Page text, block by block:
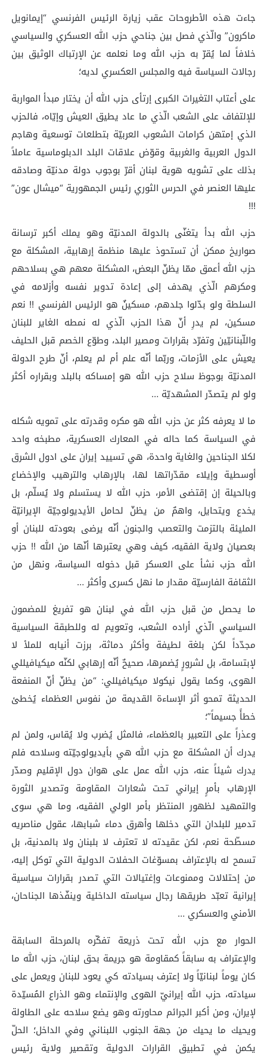
‏جاءت هذه الأطروحات عقب زيارة الرئيس الفرنسي “إيمانويل
ماكرون” والّذي فصل بين جناحي حزب الله العسكري والسياسي
خلافاً لما يُقرّ به حزب الله وما نعلمه عن الإرتباك الوثيق بين
رجالات السياسة فيه والمجلس العكسري لديه؛
‏على أعتاب التغيرات الكبرى إرتأى حزب الله أن يختار مبدأ المواربة
للإلتفاف على الشعب الّذي ما عاد يطيق العيش وإيّاه، فالحزب
الذي إمتهن كرامات الشعوب العربيّة بتطلعات توسعية وهاجم
الدول العربية والغربية وقوّض علاقات البلد الدبلوماسية عاملاً
بذلك على تشويه هوية لبنان أقرّ بوجوب دولة مدنيّة وصادقه
عليها العنصر في الحرس الثوري رئيس الجمهورية “ميشال عون”
!!!
‏حزب الله بدأ يتغنّى بالدولة المدنيّة وهو يملك أكبر ترسانة
صواريخ ممكن أن تستحوذ عليها منظمة إرهابية، المشكلة مع
حزب الله أعمق ممّا يظنّ البعض، المشكلة معهم هي بسلاحهم
ومكرهم الّذي يهدف إلى إعادة تدوير نفسه وأزلامه في
السلطة ولو بدّلوا جلدهم، مسكينٌ هو الرئيس الفرنسي !! نعم
مسكين، لم يدرِ أنّ هذا الحزب الّذي له نمطه الغاير للبنان
واللّبنانيّين وتفرّد بقرارات ومصير البلد، وطوّع الخصم قبل الحليف
يعيش على الأزمات، وربّما أنّه علم أم لم يعلم، أنّ طرح الدولة
المدنيّة بوجوظ سلاح حزب الله هو إمساكه بالبلد وبقراره أكثر
ولو لم يتصدّر المشهديّة …
‏ما لا يعرفه كثر عن حزب الله هو مكره وقدرته على تمويه شكله
في السياسة كما حاله في المعارك العسكرية، مطبخه واحد
لكلا الجناحين والغاية واحدة، هي تسييد إيران على ادول الشرق
أوسطية وإيلاء مقدّراتها لها، بالإرهاب والترهيب والإخضاع
وبالحيلة إن إقتضى الأمر، حزب الله لا يستسلم ولا يُسلّم، بل
يخدع ويتحايل، واهمٌ من يظنّ لحامل الأيديولوجيّة الإيرانيّة
المليئة بالتزمت والتعصب والجنون أنّه يرضى بعودته للبنان أو
بعصيان ولاية الفقيه، كيف وهي يعتبرها أنّها من الله !! حزب
الله حزب نشأ على العسكر قبل دخوله السياسة، ونهل من
الثقافة الفارسيّة مقدار ما نهل كسرى وأكثر …
‏ما يحصل من قبل حزب الله في لبنان هو تفريغ للمضمون
السياسي الّذي أراده الشعب، وتعويم له وللطبقة السياسية
مجدّداً لكن بلغة لطيفة وأكثر دماثة، برزت أنيابه للملأ لا
لإبتسامة، بل لشرورٍ يُضمرها، صحيحٌ أنّه إرهابي لكنّه ميكيافيللي
الهوى، وكما يقول نيكولا ميكيافيللي: “من يظنّ أنّ المنفعة
الحديثة تمحو أثر الإساءة القديمة من نفوس العظماء يُخطئ
خطأً جسيماً”؛
‏وعذراً على التعبير بالعظماء، فالمثل يُضرب ولا يُقاس، ولمن لم
يدرك أن المشكلة مع حزب الله هي بأيديولوجيّته وسلاحه فلم
يدرك شيئاً عنه، حزب الله عمل على هوان دول الإقليم وصدّر
الإرهاب بأمرٍ إيراني تحت شعارات المقاومة وتصدير الثورة
والتمهيد لظهور المنتظر بأمر الولي الفقيه، وما هي سوى
تدمير للبلدان التي دخلها وأهرق دماء شبابها، عقول مناصريه
مسطّحة نعم، لكن عقيدته لا تعترف لا بلبنان ولا بالمدنية، بل
تسمح له بالإعتراف بمسوّغات الحفلات الدولية التي توكل إليه،
من إحتلالات وممنوعات وإغتيالات التي تصدر بقرارات سياسية
إيرانية تعبّد طريقها رجال سياسته الداخلية وينفّذها الجناحان،
الأمني والعسكري …
‏الحوار مع حزب الله تحت ذريعة تفكّره بالمرحلة السابقة
والإعتراف به سابقاً كمقاومة هو جريمة بحق لبنان، حزب الله ما
كان يوماً لبنانيّاً ولا إعترف بسيادته كي يعود للبنان ويعمل على
سيادته، حزب الله إيرانيّ الهوى والإنتماء وهو الذراع المُسيّدة
لإيران، ومن أكبر الجرائم محاورته وهو يضع سلاحه على الطاولة
ويحيك ما يحيك من جهة الجنوب اللبناني وفي الداخل؛ الحلّ
يكمن في تطبيق القرارات الدولية وتقصير ولاية رئيس